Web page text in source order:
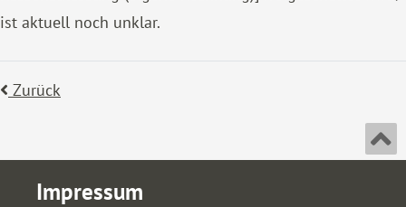
ist aktuell noch unklar.
Zurück
Impressum